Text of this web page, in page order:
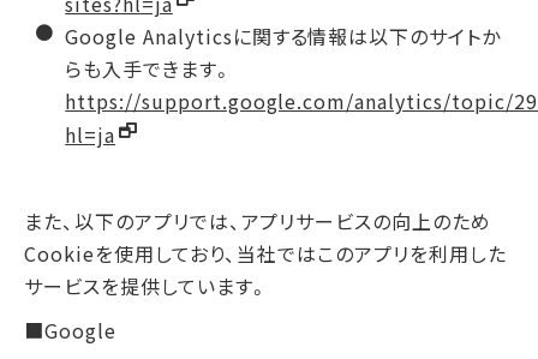
Google Analyticsに関する情報は以下のサイトか
らも入手できます。
https://support.google.com/analytics/topic/
hl=ja
また、以下のアプリでは、アプリサービスの向上のため
Cookieを使用しており、当社ではこのアプリを利用した
サービスを提供しています。
■Google